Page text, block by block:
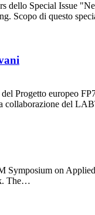
dello Special Issue
Scopo di questo
Progetto europeo
collaborazione del
on
The…